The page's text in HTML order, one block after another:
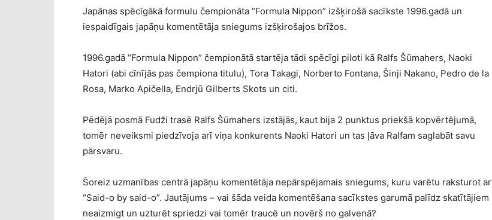
Japānas spēcīgākā formulu čempionāta “Formula Nippon” izšķirošā sacīkste 1996.gadā un
iespaidīgais japāņu komentētāja sniegums izšķirošajos brīžos.
1996.gadā “Formula Nippon” čempionātā startēja tādi spēcīgi piloti kā Ralfs Šūmahers, Naoki
Hatori (abi cīnījās pas čempiona titulu), Tora Takagi, Norberto Fontana, Šinji Nakano, Pedro de la
Rosa, Marko Apičella, Endrjū Gilberts Skots un citi.
Pēdējā posmā Fudži trasē Ralfs Šūmahers izstājās, kaut bija 2 punktus priekšā kopvērtējumā,
tomēr neveiksmi piedzīvoja arī viņa konkurents Naoki Hatori un tas ļāva Ralfam saglabāt savu
pārsvaru.
Šoreiz uzmanības centrā japāņu komentētāja nepārspējamais sniegums, kuru varētu raksturot ar
“Said-o by said-o”. Jautājums – vai šāda veida komentēšana sacīkstes garumā palīdz skatītājiem
neaizmigt un uzturēt spriedzi vai tomēr traucē un novērš no galvenā?